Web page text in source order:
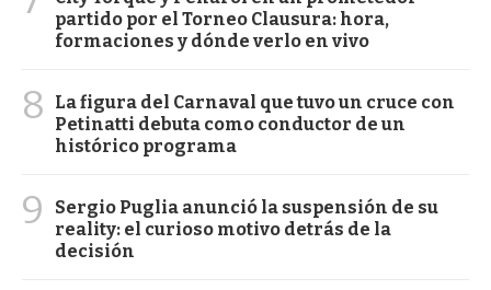
partido por el Torneo Clausura: hora,
formaciones y dónde verlo en vivo
8
La figura del Carnaval que tuvo un cruce con
Petinatti debuta como conductor de un
histórico programa
9
Sergio Puglia anunció la suspensión de su
reality: el curioso motivo detrás de la
decisión